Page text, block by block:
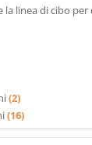
la linea di cibo
(2)
(16)